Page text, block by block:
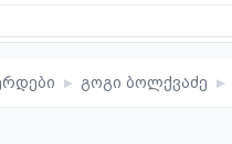
▸ გოგი ბოლქვაძე ▸